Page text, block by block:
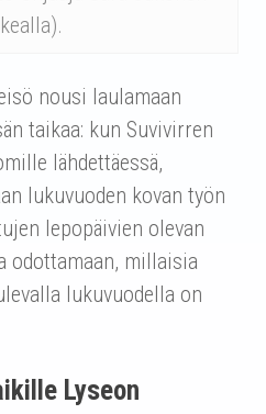
nousi laulamaan
taikaa: kun Suvivirren
lähdettäessä,
lukuvuoden kovan työn
lepopäivien olevan
odottamaan, millaisia
lukuvuodella on
Lyseon